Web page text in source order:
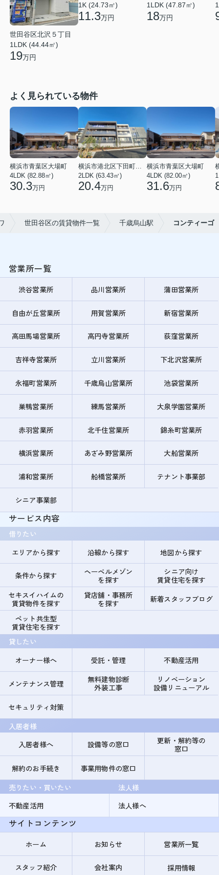
世田谷区北沢５丁目
1LDK (44.44㎡)
19万円
1K (24.73㎡)
11.3万円
1LDK (47.87㎡)
18万円
よく見られている物件
横浜市青葉区大場町
4LDK (82.88㎡)
30.3万円
横浜市港北区下田町２丁目
2LDK (63.43㎡)
20.4万円
横浜市青葉区大場町
4LDK (82.00㎡)
31.6万円
世田谷区の賃貸物件一覧 千歳烏山駅 コンティーゴ
営業所一覧
渋谷営業所 品川営業所 蒲田営業所
自由が丘営業所 用賀営業所 新宿営業所
高田馬場営業所 高円寺営業所 荻窪営業所
吉祥寺営業所 立川営業所 下北沢営業所
永福町営業所 千歳烏山営業所 池袋営業所
巣鴨営業所 練馬営業所 大泉学園営業所
赤羽営業所 北千住営業所 錦糸町営業所
横浜営業所 あざみ野営業所 大船営業所
浦和営業所 船橋営業所 テナント事業部
シニア事業部
サービス内容
借りたい
エリアから探す
沿線から探す 地図から探す
条件から探す
ヘーベルメゾン
を探す
シニア向け
賃貸住宅を探す
セキスイハイムの
賃貸物件を探す
貸店舗・事務所
を探す
新着スタッフブログ
ペット共生型
賃貸住宅を探す
貸したい
オーナー様へ
受託・管理 不動産活用
メンテナンス管理
無料建物診断
外装工事
リノベーション
設備リニューアル
セキュリティ対策
入居者様
入居者様へ
設備等の窓口
更新・解約等の
窓口
解約のお手続き
事業用物件の窓口
売りたい・買いたい
不動産活用
法人様
法人様へ
サイトコンテンツ
ホーム お知らせ 営業所一覧
スタッフ紹介 会社案内 採用情報